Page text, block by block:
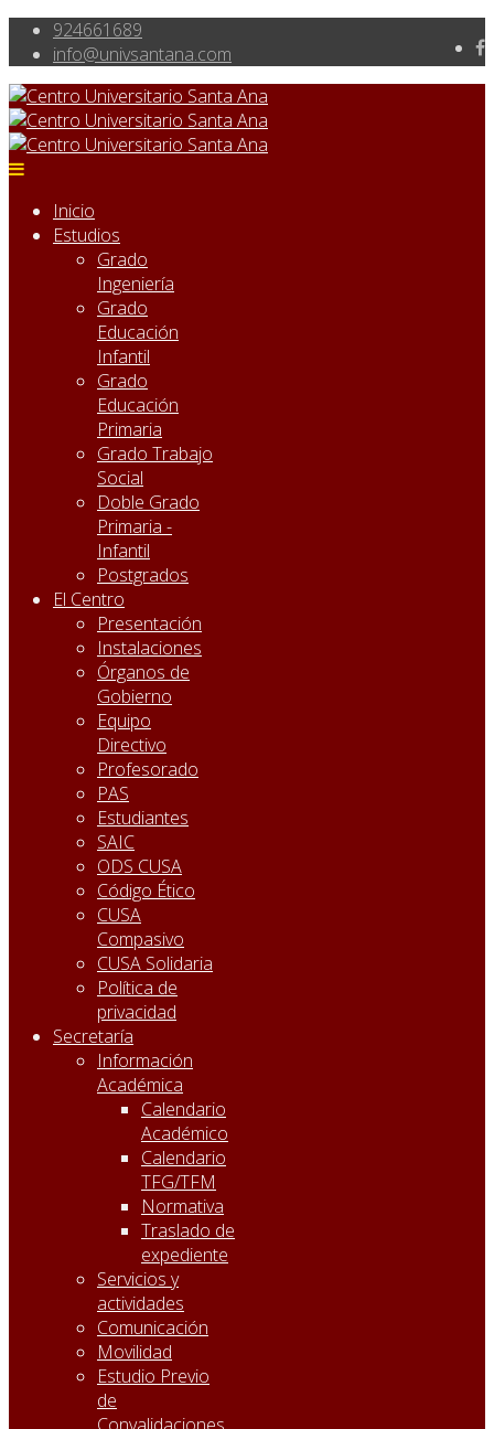
924661689
info@univsantana.com
Inicio
Estudios
Grado
Ingeniería
Grado
Educación
Infantil
Grado
Educación
Primaria
Grado Trabajo
Social
Doble Grado
Primaria -
Infantil
Postgrados
El Centro
Presentación
Instalaciones
Órganos de
Gobierno
Equipo
Directivo
Profesorado
PAS
Estudiantes
SAIC
ODS CUSA
Código Ético
CUSA
Compasivo
CUSA Solidaria
Política de
privacidad
Secretaría
Información
Académica
Calendario
Académico
Calendario
TFG/TFM
Normativa
Traslado de
expediente
Servicios y
actividades
Comunicación
Movilidad
Estudio Previo
de